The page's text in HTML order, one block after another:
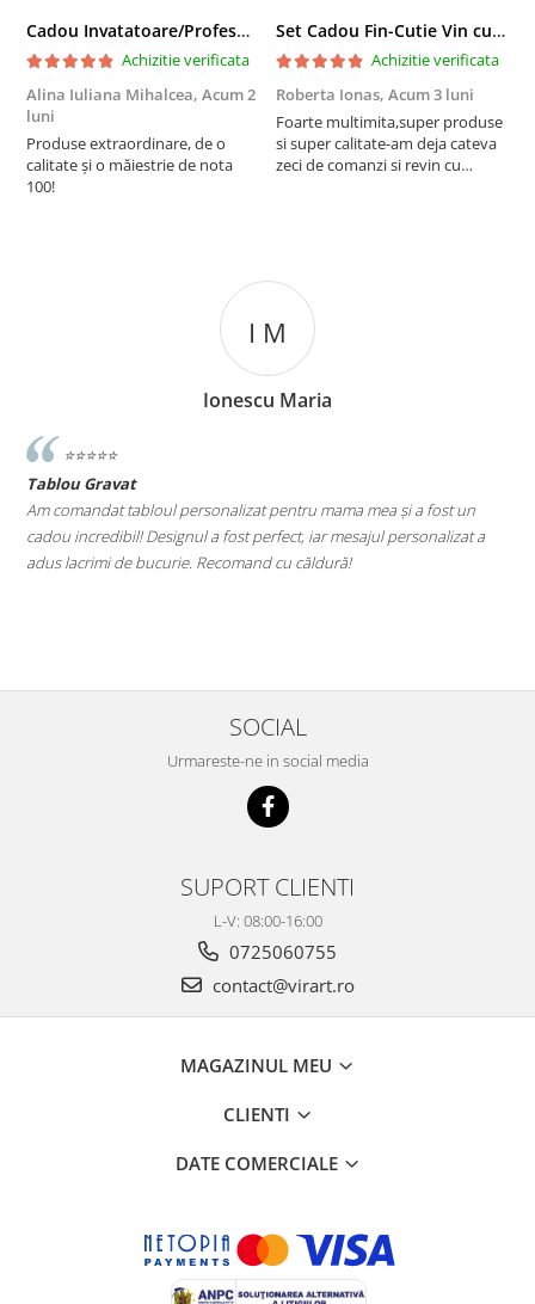
Cadou Invatatoare/Profesoara/Educatoare "Catalogul Amintirilor"
Achizitie verificata
Alina Iuliana Mihalcea, Acum 2
luni
Produse extraordinare, de o
calitate și o măiestrie de nota
100!
Set Cadou Fin-Cutie Vin cu Vin si Breloc Personalizate
Achizitie verificata
Roberta Ionas, Acum 3 luni
Foarte multimita,super produse
si super calitate-am deja cateva
zeci de comanzi si revin cu
I M
Ionescu Maria
⭐️⭐️⭐️⭐️⭐️
Tablou Gravat
Am comandat tabloul personalizat pentru mama mea și a fost un
cadou incredibil! Designul a fost perfect, iar mesajul personalizat a
adus lacrimi de bucurie. Recomand cu căldură!
SOCIAL
Urmareste-ne in social media
SUPORT CLIENTI
L-V: 08:00-16:00
0725060755
contact@virart.ro
MAGAZINUL MEU
CLIENTI
DATE COMERCIALE